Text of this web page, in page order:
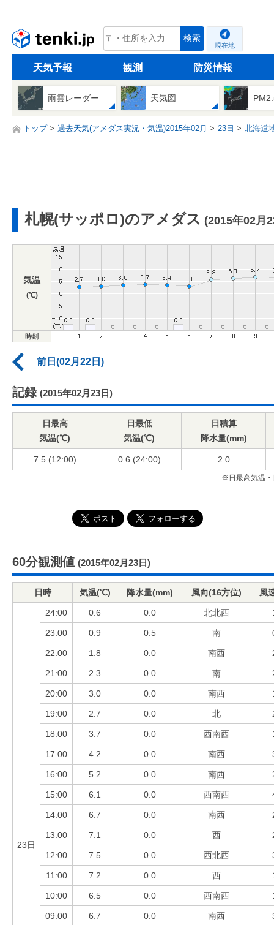
tenki.jp 検索
現在地
天気予報 観測 防災情報
雨雲レーダー 天気図
トップ 過去天気(アメダス実況・気温)2015年02月 23日 北海道
札幌(サッポロ)のアメダス (2015年02月
気温
(℃)
時刻
前日(02月22日)
記録 (2015年02月23日)
日最高
気温(℃)
日最低
気温(℃)
日積算
降水量(mm)
7.5 (12:00) 0.6 (24:00) 2.0
※日最高気温・
60分観測値 (2015年02月23日)
日時 気温(℃) 降水量(mm) 風向(16方位) 風
23日
24:00 0.6 0.0 北北西
23:00 0.9 0.5 南
22:00 1.8 0.0 南西
21:00 2.3 0.0 南
20:00 3.0 0.0 南西
19:00 2.7 0.0 北
18:00 3.7 0.0 西南西
17:00 4.2 0.0 南西
16:00 5.2 0.0 南西
15:00 6.1 0.0 西南西
14:00 6.7 0.0 南西
13:00 7.1 0.0 西
12:00 7.5 0.0 西北西
11:00 7.2 0.0 西
10:00 6.5 0.0 西南西
09:00 6.7 0.0 南西